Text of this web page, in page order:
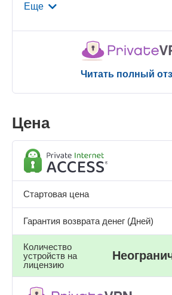
Еще
Читать полный
Цена
Стартовая цена
Гарантия возврата денег (Дней)
Количество
устройств на
лицензию